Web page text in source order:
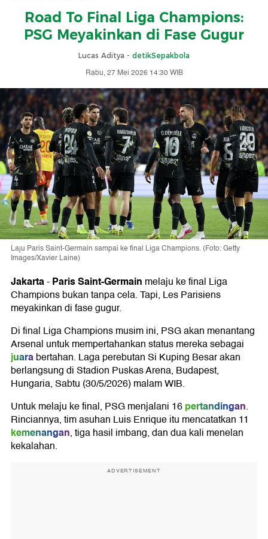
Road To Final Liga Champions:
PSG Meyakinkan di Fase Gugur
Lucas Aditya - detikSepakbola
Rabu, 27 Mei 2026 14:30 WIB
Laju Paris Saint-Germain sampai ke final Liga Champions. (Foto: Getty
Images/Xavier Laine)
Jakarta-Paris Saint-Germain melaju ke final Liga
Champions bukan tanpa cela. Tapi, Les Parisiens
meyakinkan di fase gugur.
Di final Liga Champions musim ini, PSG akan menantang
Arsenal untuk mempertahankan status mereka sebagai
juarabertahan. Laga perebutan Si Kuping Besar akan
berlangsung di Stadion Puskas Arena, Budapest,
Hungaria, Sabtu (30/5/2026) malam WIB.
Untuk melaju ke final, PSG menjalani 16pertandingan.
Rinciannya, tim asuhan Luis Enrique itu mencatatkan 11
kemenangan, tiga hasil imbang, dan dua kali menelan
kekalahan.
ADVERTISEMENT